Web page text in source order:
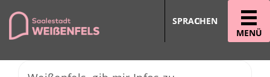
MENÜ
SPRACHEN